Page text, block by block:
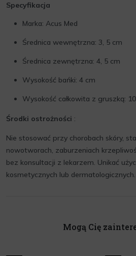
Specyfikacja
Marka: Acus Med
Średnica wewnętrzna: 3, 5 cm
Średnica zewnętrzna: 4, 5 cm
Wysokość bańki: 4 cm
Wysokość całkowita z gruszką:
Środki ostrożności :
Nie stosować przy chorobach skóry,
nowotworach, zaburzeniach
bez konsultacji z lekarzem. Unikać
kosmetycznych lub dermatologicznych.
Mogą Cię